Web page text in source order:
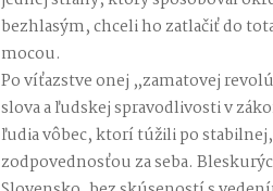
bezhlasým, chceli ho zatlačiť do
mocou.
Po víťazstve onej „zamatovej
slova a ľudskej spravodlivosti v
ľudia vôbec, ktorí túžili po
zodpovednosťou za seba.